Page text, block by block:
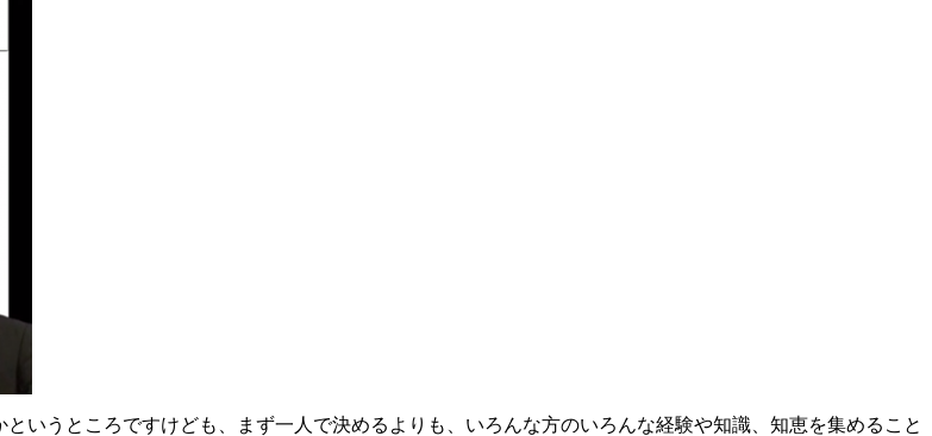
いうところですけども、まず一人で決めるよりも、いろんな方のいろんな経験や知識、知恵を集めること